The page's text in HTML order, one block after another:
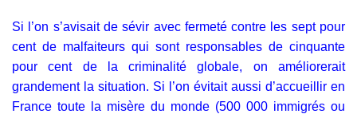
Si l’on s’avisait de sévir avec fermeté contre les sept pour
cent de malfaiteurs qui sont responsables de cinquante
pour cent de la criminalité globale, on améliorerait
grandement la situation. Si l’on évitait aussi d’accueillir en
France toute la misère du monde (500 000 immigrés ou